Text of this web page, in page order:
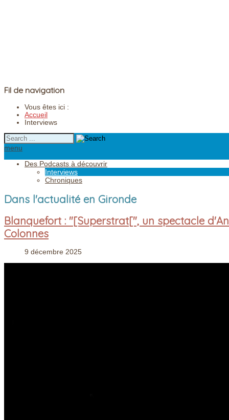
Fil de navigation
Vous êtes ici :
Accueil
Interviews
menu
Des Podcasts à découvrir
Interviews
Chroniques
Dans l'actualité en Gironde
Blanquefort : "[Superstrat[", un spectacle
Colonnes
9 décembre 2025